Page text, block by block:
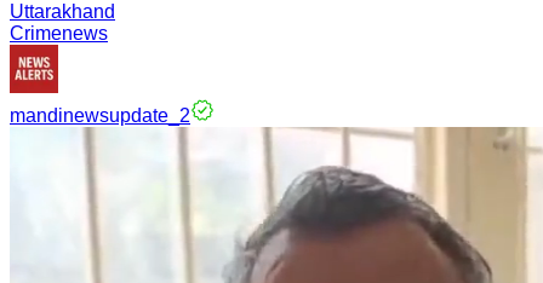
Uttarakhand
Crimenews
mandinewsupdate_2